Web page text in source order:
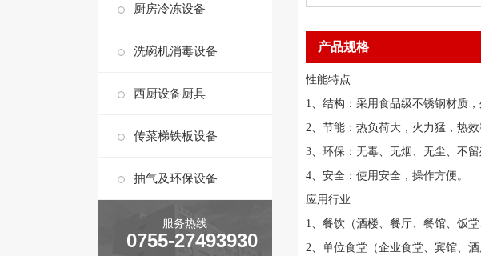
厨房冷冻设备
洗碗机消毒设备
西厨设备厨具
传菜梯铁板设备
抽气及环保设备
服务热线
0755-27493930
产品规格
性能特点
1、结构：采用食品级不锈钢材质，
2、节能：热负荷大，火力猛，热
3、环保：无毒、无烟、无尘、不
4、安全：使用安全，操作方便。
应用行业
1、餐饮（酒楼、餐厅、餐馆、饭堂
2、单位食堂（企业食堂、宾馆、酒